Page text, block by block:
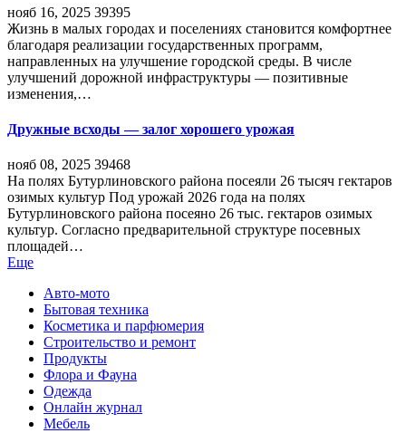
нояб 16, 2025 39395
Жизнь в малых городах и поселениях становится комфортнее
благодаря реализации государственных программ,
направленных на улучшение городской среды. В числе
улучшений дорожной инфраструктуры — позитивные
изменения,…
Дружные всходы — залог хорошего урожая
нояб 08, 2025 39468
На полях Бутурлиновского района посеяли 26 тысяч гектаров
озимых культур Под урожай 2026 года на полях
Бутурлиновского района посеяно 26 тыс. гектаров озимых
культур. Согласно предварительной структуре посевных
площадей…
Еще
Авто-мото
Бытовая техника
Косметика и парфюмерия
Строительство и ремонт
Продукты
Флора и Фауна
Одежда
Онлайн журнал
Мебель